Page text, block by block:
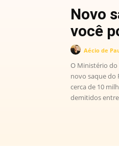
Novo
você
Aécio de
O Ministério do
novo saque do
cerca de 10
demitidos